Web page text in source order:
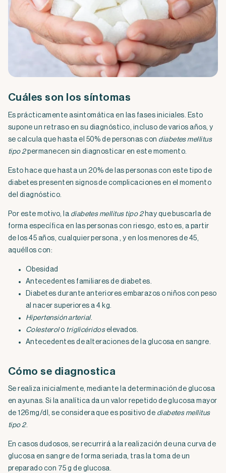
Cuáles son los síntomas
Es prácticamente asintomática en las fases iniciales. Esto
supone un retraso en su diagnóstico, incluso de varios años, y
se calcula que hasta el 50% de personas con diabetes mellitus
tipo 2permanecen sin diagnosticar en este momento.
Esto hace que hasta un 20% de las personas con este tipo de
diabetes presenten signos de complicaciones en el momento
del diagnóstico.
Por este motivo, la diabetes mellitus tipo 2hay que buscarla de
forma específica en las personas con riesgo, esto es, a partir
de los 45 años, cualquier persona , y en los menores de 45,
aquéllos con:
Obesidad
Antecedentes familiares de diabetes.
Diabetes durante anteriores embarazos o niños con peso
al nacer superiores a 4 kg.
Hipertensión arterial.
Colesterolo triglicéridoselevados.
Antecedentes de alteraciones de la glucosa en sangre.
Cómo se diagnostica
Se realiza inicialmente, mediante la determinación de glucosa
en ayunas. Si la analítica da un valor repetido de glucosa mayor
de 126mg/dl, se considera que es positivo de diabetes mellitus
tipo 2.
En casos dudosos, se recurrirá a la realización de una curva de
glucosa en sangre de forma seriada, tras la toma de un
preparado con 75 g de glucosa.